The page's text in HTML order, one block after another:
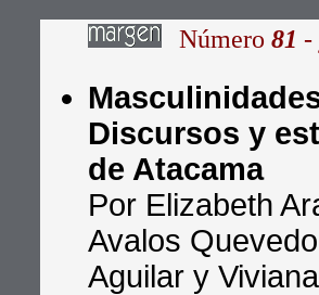
Número 81 -
Discursos y
de Atacama
Por Elizabeth
Avalos
Aguilar y